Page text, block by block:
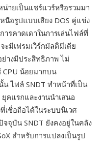
ายเป็นแชร์แวร์หรือรวมมา
นือรูปแบบเสียง DOS คู่แข่ง
รคาดเดาในการเล่นไฟล์ที่
มีเฟรมเวิร์กมัลติมีเดีย
างมีประสิทธิภาพ ไม่
CPU น้อยมากบน
น ไฟล์ SNDT ทำหน้าที่เป็น
คแรกและงานนำเสนอ
เชื่อถือได้ในระบบนิเวศ
จุบัน SNDT ยังคงอยู่ในคลัง
สำหรับการแปลงเป็นรูป